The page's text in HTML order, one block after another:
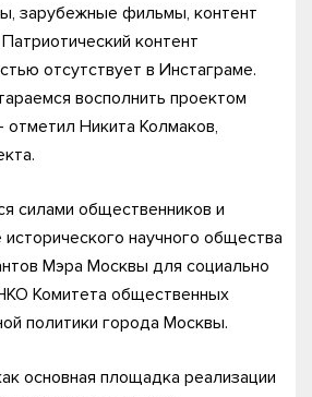
зарубежные фильмы, контент
контент
отсутствует в Инстаграме.
восполнить проектом
Никита Колмаков,
силами общественников и
научного общества
Мэра Москвы для социально
Комитета общественных
политики города Москвы.
основная площадка реализации